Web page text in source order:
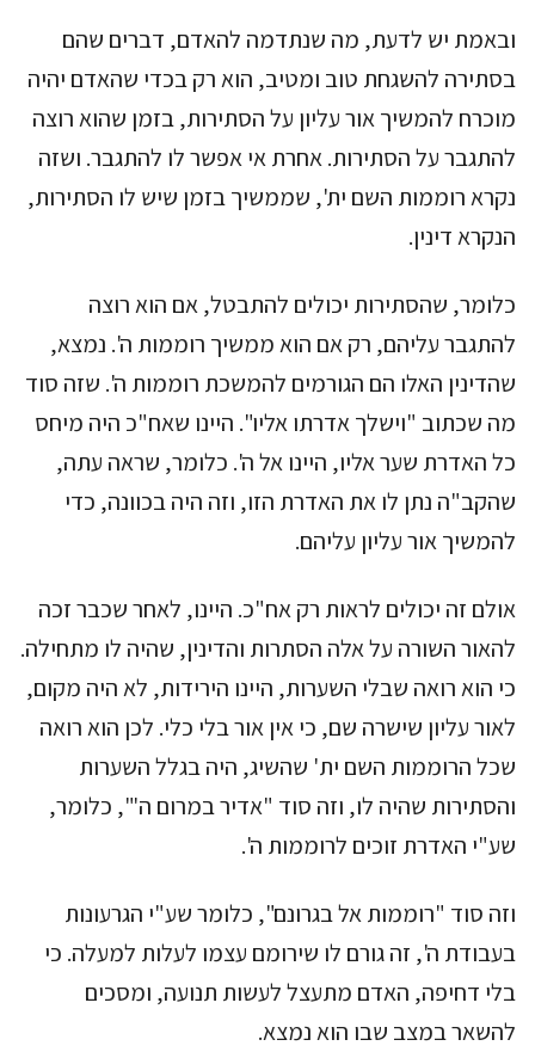
ובאמת יש לדעת, מה שנתדמה להאדם, דברים שהם
בסתירה להשגחת טוב ומטיב, הוא רק בכדי שהאדם יהיה
מוכרח להמשיך אור עליון על הסתירות, בזמן שהוא רוצה
להתגבר על הסתירות. אחרת אי אפשר לו להתגבר. ושזה
נקרא רוממות השם ית', שממשיך בזמן שיש לו הסתירות,
הנקרא דינין.
כלומר, שהסתירות יכולים להתבטל, אם הוא רוצה
להתגבר עליהם, רק אם הוא ממשיך רוממות ה'. נמצא,
שהדינין האלו הם הגורמים להמשכת רוממות ה'. שזה סוד
מה שכתוב "וישלך אדרתו אליו". היינו שאח"כ היה מיחס
כל האדרת שער אליו, היינו אל ה'. כלומר, שראה עתה,
שהקב"ה נתן לו את האדרת הזו, וזה היה בכוונה, כדי
להמשיך אור עליון עליהם.
אולם זה יכולים לראות רק אח"כ. היינו, לאחר שכבר זכה
להאור השורה על אלה הסתרות והדינין, שהיה לו מתחילה.
כי הוא רואה שבלי השערות, היינו הירידות, לא היה מקום,
לאור עליון שישרה שם, כי אין אור בלי כלי. לכן הוא רואה
שכל הרוממות השם ית' שהשיג, היה בגלל השערות
והסתירות שהיה לו, וזה סוד "אדיר במרום ה'", כלומר,
שע"י האדרת זוכים לרוממות ה'.
וזה סוד "רוממות אל בגרונם", כלומר שע"י הגרעונות
בעבודת ה', זה גורם לו שירומם עצמו לעלות למעלה. כי
בלי דחיפה, האדם מתעצל לעשות תנועה, ומסכים
להשאר במצב שבו הוא נמצא.